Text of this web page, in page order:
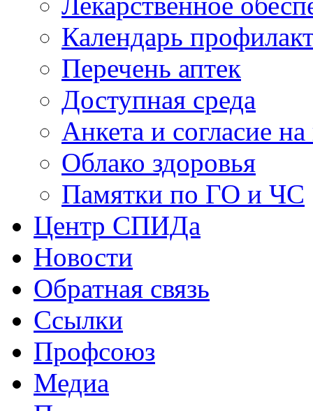
Календарь
Перечень аптек
Доступная среда
Анкета и согласие
Облако здоровья
Памятки по ГО и ЧС
Центр СПИДа
Новости
Обратная связь
Ссылки
Профсоюз
Медиа